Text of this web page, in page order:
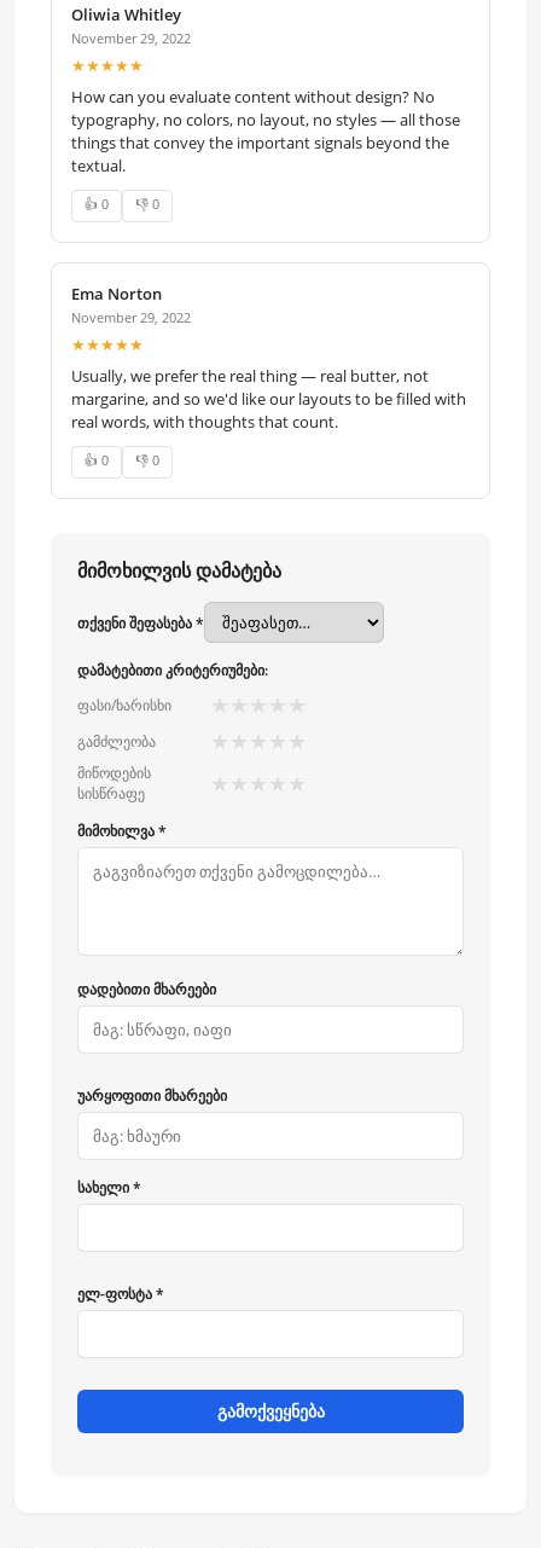
Oliwia Whitley
November 29, 2022
★★★★★
How can you evaluate content without design? No
typography, no colors, no layout, no styles — all those
things that convey the important signals beyond the
textual.
👍 0 👎 0
Ema Norton
November 29, 2022
★★★★★
Usually, we prefer the real thing — real butter, not
margarine, and so we'd like our layouts to be filled with
real words, with thoughts that count.
👍 0 👎 0
მიმოხილვის დამატება
თქვენი შეფასება *
დამატებითი კრიტერიუმები:
ფასი/ხარისხი
★ ★ ★ ★ ★
გამძლეობა ★ ★ ★ ★ ★
მიწოდების
სისწრაფე
★ ★ ★ ★ ★
მიმოხილვა *
დადებითი მხარეები
უარყოფითი მხარეები
სახელი *
ელ-ფოსტა *
გამოქვეყნება